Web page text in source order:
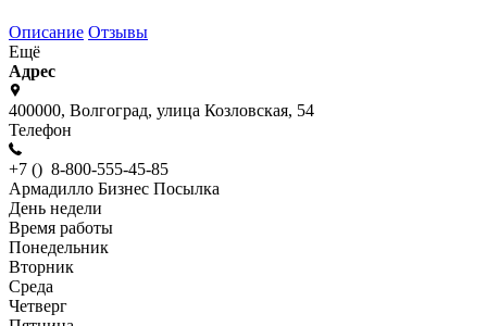
Описание Отзывы
Ещё
Адрес
400000, Волгоград, улица Козловская, 54
Телефон
+7 () 8-800-555-45-85
Армадилло Бизнес Посылка
День недели
Время работы
Понедельник
Вторник
Среда
Четверг